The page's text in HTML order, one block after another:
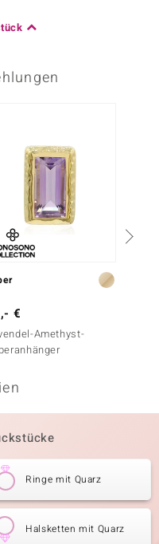
€
Amethyst-
Ringe mit Quarz
Halsketten mit Quarz